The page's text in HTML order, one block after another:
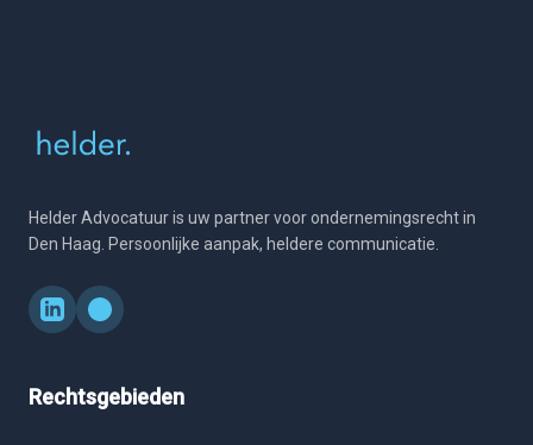
Helder Advocatuur is uw partner voor ondernemingsrecht in
Den Haag. Persoonlijke aanpak, heldere communicatie.
Rechtsgebieden